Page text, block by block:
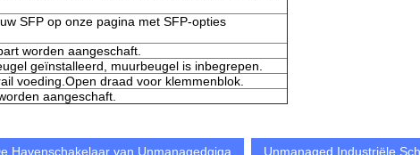
SFP op onze pagina met SFP-opties
worden aangeschaft.
geïnstalleerd, muurbeugel is inbegrepen.
voeding.Open draad voor klemmenblok.
aangeschaft.
Havenschakelaar van Unmanagedgiga Unmanaged Industriële